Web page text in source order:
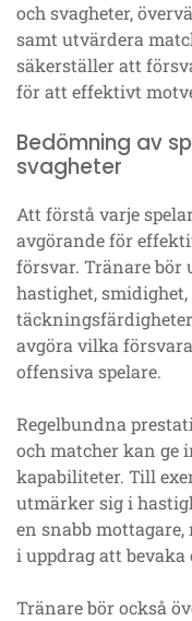
och svagheter,
samt utvärdera
säkerställer att
för att effektivt
Bedömning av
svagheter
Att förstå varje
avgörande för
försvar. Tränare bör
hastighet,
avgöra vilka
offensiva spelare.
Regelbundna
och matcher kan ge
kapabiliteter. Till
utmärker sig i
en snabb
i uppdrag att
Tränare bör också